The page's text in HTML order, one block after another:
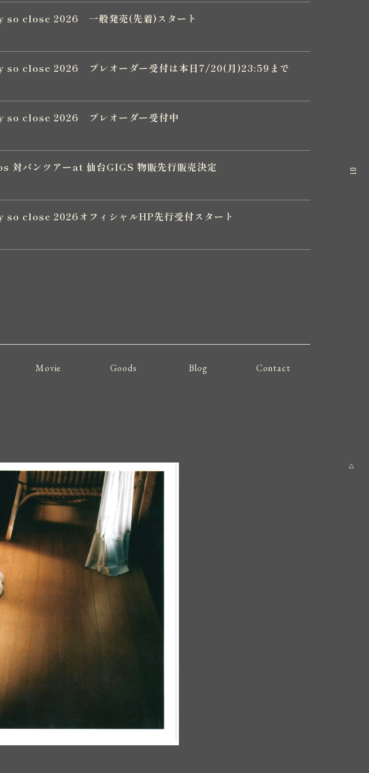
01
close 2026 一般発売(先着)スタート
close 2026 プレオーダー受付は本日7/20(月)23:59まで
so close 2026 プレオーダー受付中
対バンツアーat 仙台GIGS 物販先行販売決定
close 2026オフィシャルHP先行受付スタート
Movie Goods Blog Contact